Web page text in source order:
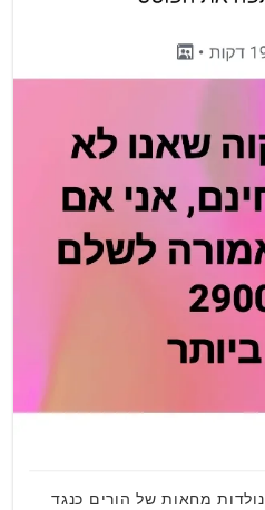
מחאות של הורים כנגד